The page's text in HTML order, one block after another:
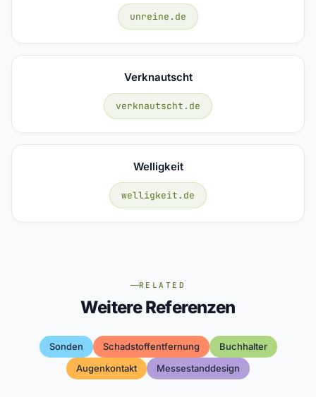
unreine.de
Verknautscht
verknautscht.de
Welligkeit
welligkeit.de
RELATED
Weitere Referenzen
Sonden Schadstoffentfernung
Buchhalter
Augenkontakt
Messestanddesign